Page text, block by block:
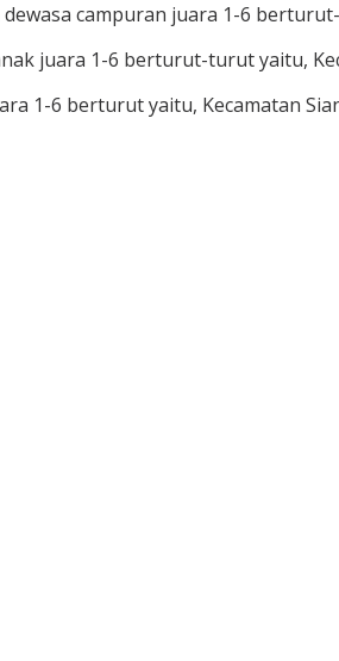
campuran juara 1-6
juara 1-6 berturut-turut yaitu,
1-6 berturut yaitu, Kecamatan